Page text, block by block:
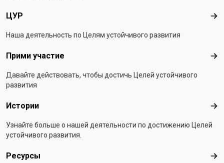
ЦУР
Наша деятельность по Целям устойчивого развития
Прими участие
Давайте действовать, чтобы достичь Целей устойчивого
развития
Истории
Узнайте больше о нашей деятельности по достижению Целей
устойчивого развития.
Ресурсы